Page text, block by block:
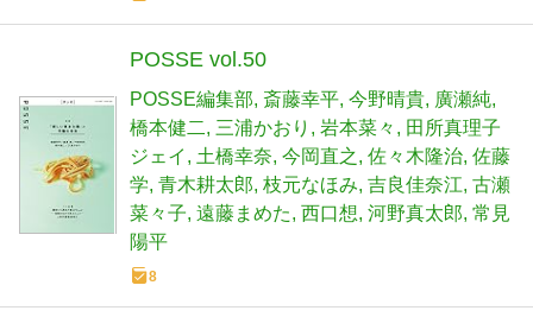
POSSE vol.50
POSSE編集部 斎藤幸平 今野晴貴 廣瀬純
橋本健二
三浦かおり 岩本菜々
田所真理子
ジェイ
土橋幸奈 今岡直之 佐々木隆治 佐藤
学 青木耕太郎 枝元なほみ 吉良佳奈江 古瀬
菜々子 遠藤まめた 西口想 河野真太郎 常見
陽平
8